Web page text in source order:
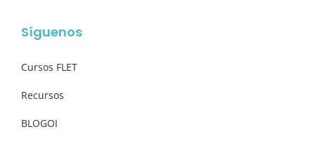
Síguenos
Cursos FLET
Recursos
BLOGOI